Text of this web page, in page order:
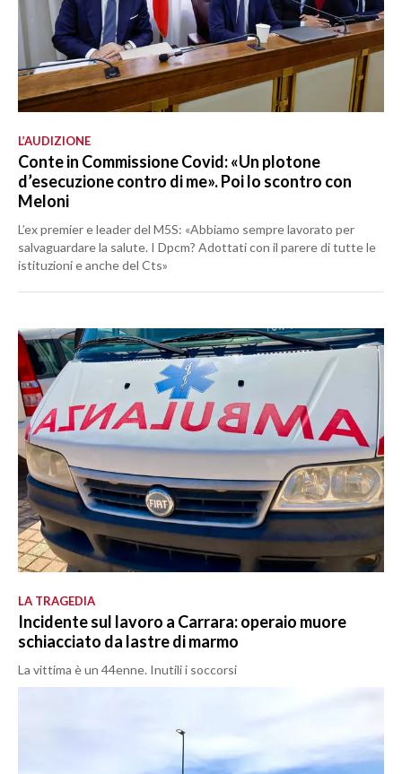
L’AUDIZIONE
Conte in Commissione Covid: «Un plotone
d’esecuzione contro di me». Poi lo scontro con
Meloni
L’ex premier e leader del M5S: «Abbiamo sempre lavorato per
salvaguardare la salute. I Dpcm? Adottati con il parere di tutte le
istituzioni e anche del Cts»
LA TRAGEDIA
Incidente sul lavoro a Carrara: operaio muore
schiacciato da lastre di marmo
La vittima è un 44enne. Inutili i soccorsi